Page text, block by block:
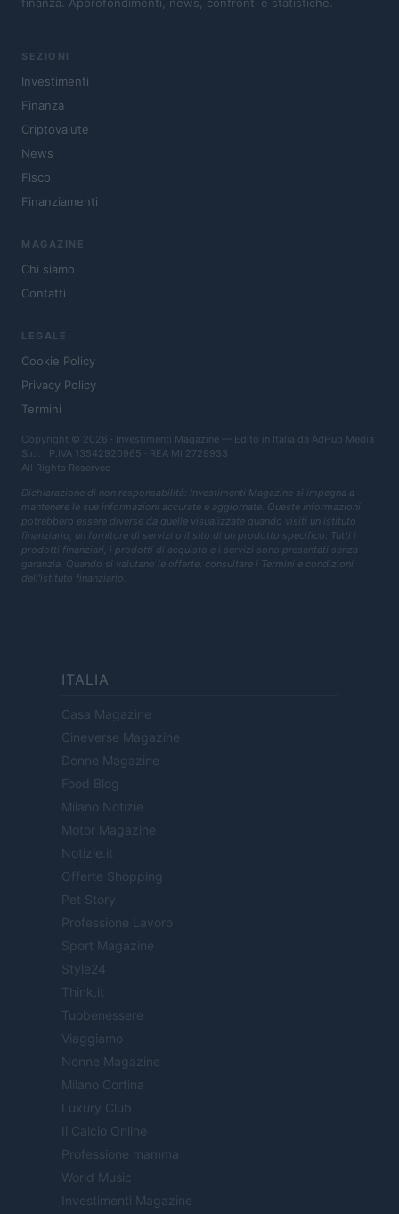
finanza. Approfondimenti, news, confronti e statistiche.
SEZIONI
Investimenti
Finanza
Criptovalute
News
Fisco
Finanziamenti
MAGAZINE
Chi siamo
Contatti
LEGALE
Cookie Policy
Privacy Policy
Termini
Copyright © 2026 · Investimenti Magazine — Edito in Italia da AdHub Media
S.r.l. · P.IVA 13542920965 · REA MI 2729933
All Rights Reserved
Dichiarazione di non responsabilità: Investimenti Magazine si impegna a
mantenere le sue informazioni accurate e aggiornate. Queste informazioni
potrebbero essere diverse da quelle visualizzate quando visiti un istituto
finanziario, un fornitore di servizi o il sito di un prodotto specifico. Tutti i
prodotti finanziari, i prodotti di acquisto e i servizi sono presentati senza
garanzia. Quando si valutano le offerte, consultare i Termini e condizioni
dell'istituto finanziario.
ITALIA
Casa Magazine
Cineverse Magazine
Donne Magazine
Food Blog
Milano Notizie
Motor Magazine
Notizie.it
Offerte Shopping
Pet Story
Professione Lavoro
Sport Magazine
Style24
Think.it
Tuobenessere
Viaggiamo
Nonne Magazine
Milano Cortina
Luxury Club
Il Calcio Online
Professione mamma
World Music
Investimenti Magazine